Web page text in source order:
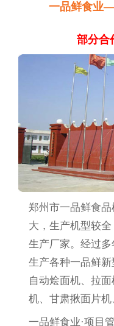
一品鲜食业
部分合
郑州市一品鲜食
大，生产机型较
生产厂家。经过
生产各种一品鲜
自动烩面机、拉
机、甘肃揪面片机
一品鲜食业·项目